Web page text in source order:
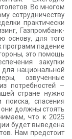
Во многом
сотрудничеству
практически
Газпромбанк-
основу, для того
программ падение
это помощь
закупки
национальной
озвученные
потребностей —
стране нужно
спасения
должны стоять
что к 2025
будет выведена
Нам предстоит